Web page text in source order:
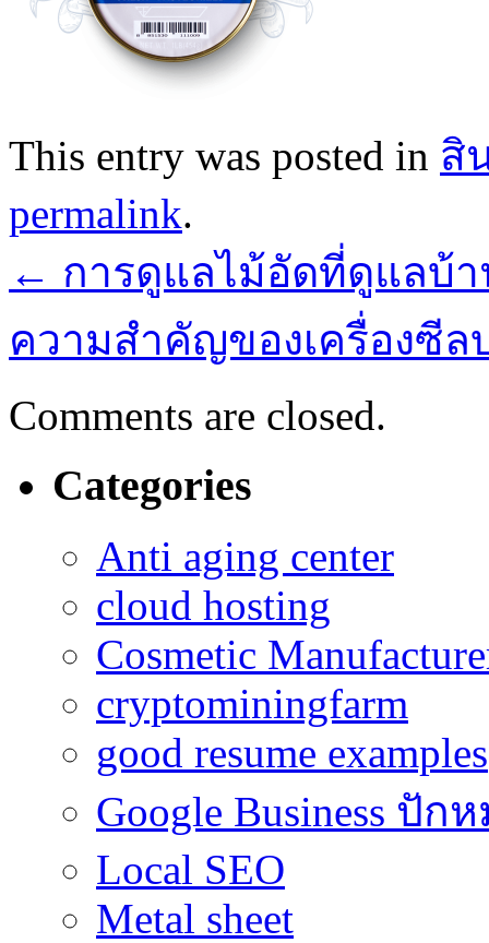
This entry was posted in สิ
permalink.
← การดูแลไม้อัดที่ดูแลบ้
ความสำคัญของเครื่องซี
Comments are closed.
Categories
Anti aging center
cloud hosting
Cosmetic
cryptominingfarm
good resume examples
Google Business ปัก
Local SEO
Metal sheet